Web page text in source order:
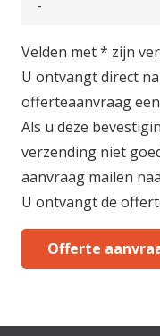
Velden met * zijn
U ontvangt direct
offerteaanvraag
Als u deze
verzending niet
aanvraag mailen
U ontvangt de